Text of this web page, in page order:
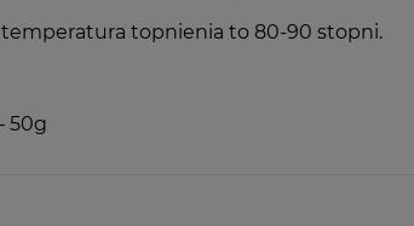
topnienia to 80-90 stopni.
50g